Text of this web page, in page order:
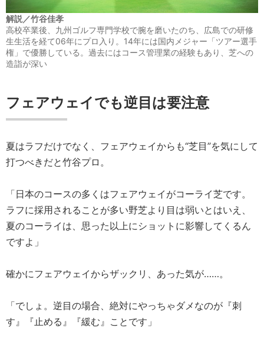
解説／竹谷佳孝
高校卒業後、九州ゴルフ専門学校で腕を磨いたのち、広島での研修
生生活を経て06年にプロ入り。14年には国内メジャー「ツアー選手
権」で優勝している。過去にはコース管理業の経験もあり、芝への
造詣が深い
フェアウェイでも逆目は要注意
夏はラフだけでなく、フェアウェイからも“芝目”を気にして
打つべきだと竹谷プロ。
「日本のコースの多くはフェアウェイがコーライ芝です。
ラフに採用されることが多い野芝より目は弱いとはいえ、
夏のコーライは、思った以上にショットに影響してくるん
ですよ」
確かにフェアウェイからザックリ、あった気が……。
「でしょ。逆目の場合、絶対にやっちゃダメなのが『刺
す』『止める』『緩む』ことです」